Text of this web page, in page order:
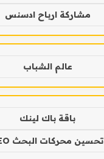
مشاركة ارباح ادسنس
عالم الشباب
باقة باك لينك
تحسين محركات البحث SEO